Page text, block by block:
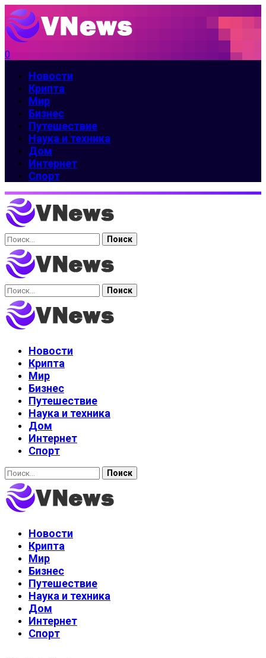
0
Новости
Крипта
Мир
Бизнес
Путешествие
Наука и техника
Дом
Интернет
Спорт
Найти:
Найти:
Новости
Крипта
Мир
Бизнес
Путешествие
Наука и техника
Дом
Интернет
Спорт
Найти:
Новости
Крипта
Мир
Бизнес
Путешествие
Наука и техника
Дом
Интернет
Спорт